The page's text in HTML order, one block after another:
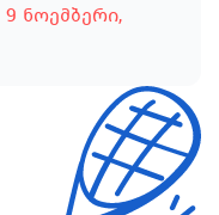
9 ნოემბერი,